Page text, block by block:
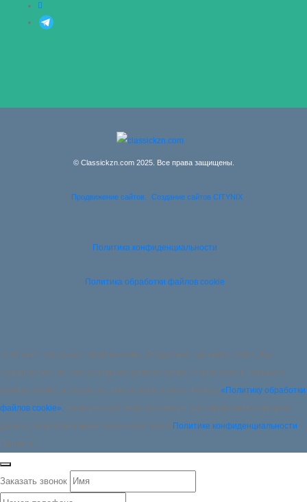
© Classickzn.com 2025. Все права защищены.
Продвижение сайтов. Создание сайтов CITYNIX
Политика конфиденциальности
Политика обработки файлов cookie
Этот сайт использует файлы cookie. Продолжая просмотр сайта, Вы
соглашаетесь на использование файлов cookie. Чтобы узнать больше о
файлах cookie, которые мы используем, прочтите нашу «Политику обработки
файлов cookie».
На нашем сайте используется Трансграничная передача
данных, подробнее можете ознакомиться в
Политике конфиденциальности
Принять
Заказать звонок